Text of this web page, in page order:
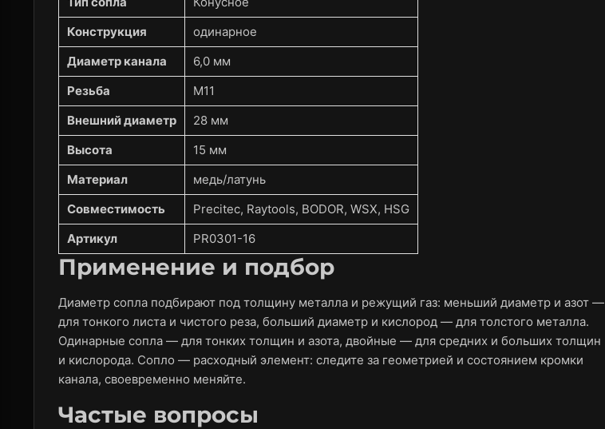
Конструкция
одинарное
Диаметр канала
6,0 мм
Резьба
M11
Внешний диаметр
28 мм
Высота
15 мм
Материал
медь/латунь
Совместимость
Precitec, Raytools, BODOR, WSX, HSG
Артикул
PR0301-16
Применение и подбор
Диаметр сопла подбирают под толщину металла и режущий газ: меньший диаметр и азот —
для тонкого листа и чистого реза, больший диаметр и кислород — для толстого металла.
Одинарные сопла — для тонких толщин и азота, двойные — для средних и больших толщин
и кислорода. Сопло — расходный элемент: следите за геометрией и состоянием кромки
канала, своевременно меняйте.
Частые вопросы